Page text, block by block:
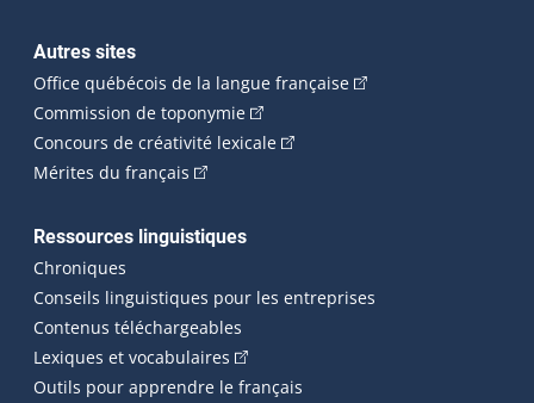
Autres sites
Office québécois de la langue française(Cet hyperlien
Commission de toponymie(Cet hyperlien externe s'ouvrira
Concours de créativité lexicale(Cet hyperlien externe
Mérites du français (Cet hyperlien externe s'ouvrira dans une
Ressources linguistiques
Chroniques
Conseils linguistiques pour les entreprises
Contenus téléchargeables
Lexiques et vocabulaires (Cet hyperlien externe s'ouvrira
Outils pour apprendre le français